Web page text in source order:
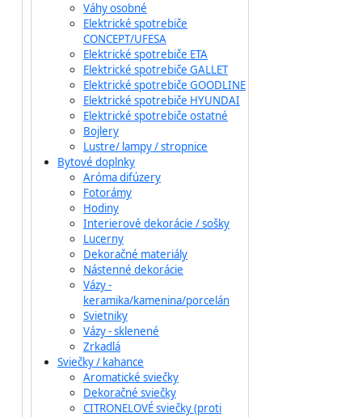
Váhy osobné
Elektrické spotrebiče
CONCEPT/UFESA
Elektrické spotrebiče ETA
Elektrické spotrebiče GALLET
Elektrické spotrebiče GOODLINE
Elektrické spotrebiče HYUNDAI
Elektrické spotrebiče ostatné
Bojlery
Lustre/ lampy / stropnice
Bytové doplnky
Aróma difúzery
Fotorámy
Hodiny
Interierové dekorácie / sošky
Lucerny
Dekoračné materiály
Nástenné dekorácie
Vázy -
keramika/kamenina/porcelán
Svietniky
Vázy - sklenené
Zrkadlá
Sviečky / kahance
Aromatické sviečky
Dekoračné sviečky
CITRONELOVÉ sviečky (proti